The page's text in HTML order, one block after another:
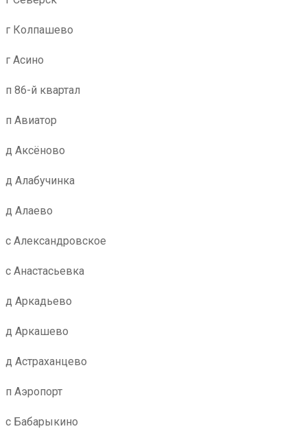
г Колпашево
г Асино
п 86-й квартал
п Авиатор
д Аксёново
д Алабучинка
д Алаево
с Александровское
с Анастасьевка
д Аркадьево
д Аркашево
д Астраханцево
п Аэропорт
с Бабарыкино